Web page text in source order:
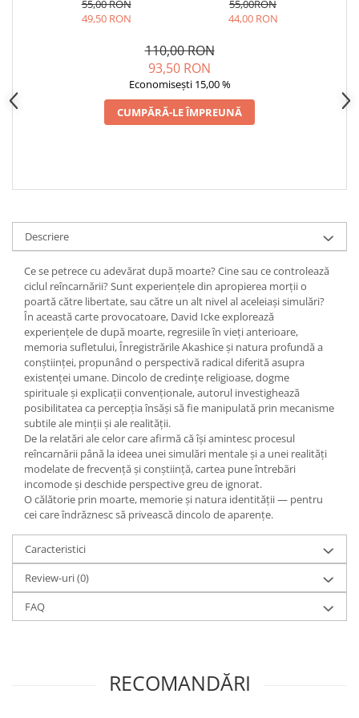
SUPERIOARĂ, VOLUMUL 2
55,00 RON
49,50 RON
SUPERIOARĂ, VOLUMUL 1
55,00RON
44,00 RON
110,00 RON
93,50 RON
Economisești 15,00 %
CUMPĂRĂ-LE ÎMPREUNĂ
Descriere
Ce se petrece cu adevărat după moarte? Cine sau ce controlează
ciclul reîncarnării? Sunt experiențele din apropierea morții o
poartă către libertate, sau către un alt nivel al aceleiași simulări?
În această carte provocatoare, David Icke explorează
experiențele de după moarte, regresiile în vieți anterioare,
memoria sufletului, Înregistrările Akashice și natura profundă a
conștiinței, propunând o perspectivă radical diferită asupra
existenței umane. Dincolo de credințe religioase, dogme
spirituale și explicații convenționale, autorul investighează
posibilitatea ca percepția însăși să fie manipulată prin mecanisme
subtile ale minții și ale realității.
De la relatări ale celor care afirmă că își amintesc procesul
reîncarnării până la ideea unei simulări mentale și a unei realități
modelate de frecvență și conștiință, cartea pune întrebări
incomode și deschide perspective greu de ignorat.
O călătorie prin moarte, memorie și natura identității — pentru
cei care îndrăznesc să privească dincolo de aparențe.
Caracteristici
Review-uri(0)
FAQ
RECOMANDĂRI